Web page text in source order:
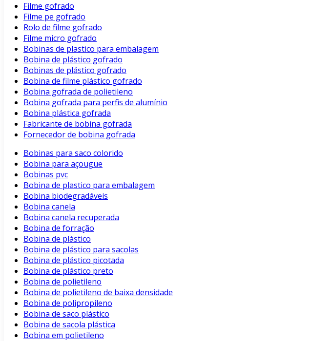
Filme gofrado
Filme pe gofrado
Rolo de filme gofrado
Filme micro gofrado
Bobinas de plastico para embalagem
Bobina de plástico gofrado
Bobinas de plástico gofrado
Bobina de filme plástico gofrado
Bobina gofrada de polietileno
Bobina gofrada para perfis de alumínio
Bobina plástica gofrada
Fabricante de bobina gofrada
Fornecedor de bobina gofrada
Bobinas para saco colorido
Bobina para açougue
Bobinas pvc
Bobina de plastico para embalagem
Bobina biodegradáveis
Bobina canela
Bobina canela recuperada
Bobina de forração
Bobina de plástico
Bobina de plástico para sacolas
Bobina de plástico picotada
Bobina de plástico preto
Bobina de polietileno
Bobina de polietileno de baixa densidade
Bobina de polipropileno
Bobina de saco plástico
Bobina de sacola plástica
Bobina em polietileno